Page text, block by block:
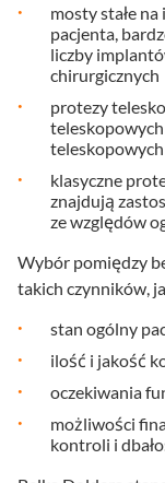
mosty stałe
pacjenta,
liczby
chirurgicznych
protezy
klasyczne
znajdują
ze względów
Wybór pomiędzy
takich czynników,
stan ogólny
ilość i jakość
oczekiwania
możliwości
kontroli i